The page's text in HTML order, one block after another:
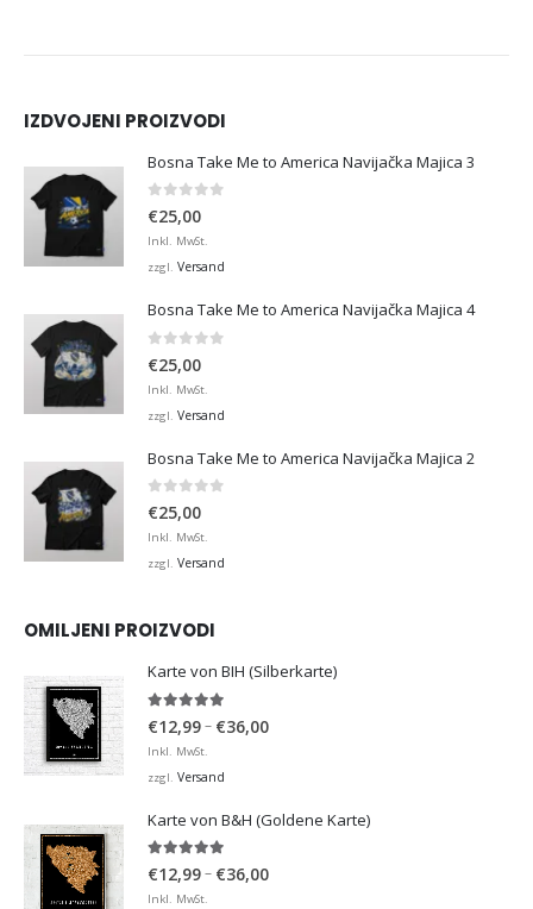
IZDVOJENI PROIZVODI
Bosna Take Me to America Navijačka Majica 3
0 von 5
€25,00
Inkl. MwSt.
zzgl. Versand
Bosna Take Me to America Navijačka Majica 4
€25,00
Inkl. MwSt.
zzgl. Versand
Bosna Take Me to America Navijačka Majica 2
0 von 5
€25,00
Inkl. MwSt.
zzgl. Versand
OMILJENI PROIZVODI
Karte von BIH (Silberkarte)
€12,99– €36,00Preisspanne:
Inkl. MwSt.
zzgl. Versand
Karte von B&H (Goldene Karte)
4.98von 5
€12,99– €36,00Preisspanne:
Inkl. MwSt.